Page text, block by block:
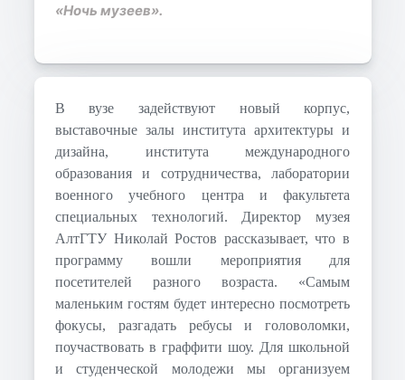
«Ночь музеев».
В вузе задействуют новый корпус,
выставочные залы института архитектуры и
дизайна, института международного
образования и сотрудничества, лаборатории
военного учебного центра и факультета
специальных технологий. Директор музея
АлтГТУ Николай Ростов рассказывает, что в
программу вошли мероприятия для
посетителей разного возраста. «Самым
маленьким гостям будет интересно посмотреть
фокусы, разгадать ребусы и головоломки,
поучаствовать в граффити шоу. Для школьной
и студенческой молодежи мы организуем